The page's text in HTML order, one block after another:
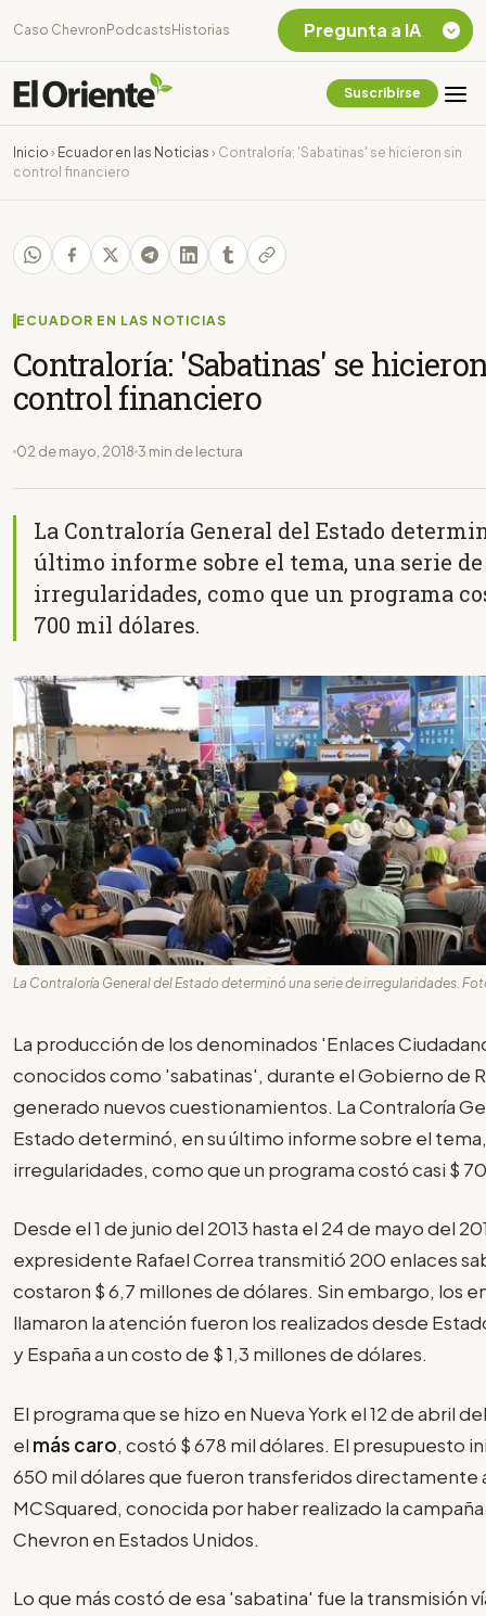
Caso Chevron Podcasts Historias
Suscribirse
Inicio › Ecuador en las Noticias › Contraloría: 'Sabatinas' se hicieron sin
control financiero
ECUADOR EN LAS NOTICIAS
Contraloría: 'Sabatinas' se
control financiero
02 de mayo, 2018 3 min de lectura
La Contraloría General del Estado
último informe sobre el tema, una serie de
irregularidades, como que un programa
700 mil dólares.
La Contraloría General del Estado determinó una serie de irregularidades.
La producción de los denominados 'Enlaces
conocidos como 'sabatinas', durante el Gobierno de
generado nuevos cuestionamientos. La Contraloría
Estado determinó, en su último informe sobre el
irregularidades, como que un programa costó casi $
Desde el 1 de junio del 2013 hasta el 24 de mayo del
expresidente Rafael Correa transmitió 200 enlaces
costaron $ 6,7 millones de dólares. Sin embargo, los
llamaron la atención fueron los realizados desde
y España a un costo de $ 1,3 millones de dólares.
El programa que se hizo en Nueva York el 12 de abril
el más caro, costó $ 678 mil dólares. El presupuesto
650 mil dólares que fueron transferidos directamente
MCSquared, conocida por haber realizado la
Chevron en Estados Unidos.
Lo que más costó de esa 'sabatina' fue la transmisión
Pregunta a IA
Chevron Ecuador